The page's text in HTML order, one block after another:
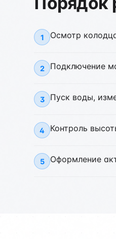
1 Осмотр
2 Подключение
3 Пуск воды,
4 Контроль
5 Оформление